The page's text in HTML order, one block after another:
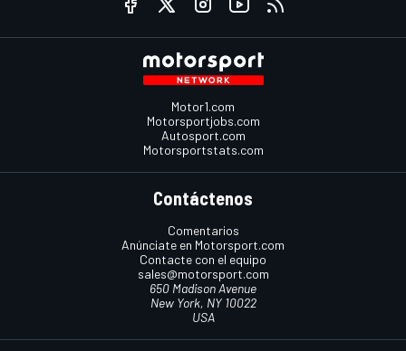
Motor1.com
Motorsportjobs.com
Autosport.com
Motorsportstats.com
Contáctenos
Comentarios
Anúnciate en Motorsport.com
Contacte con el equipo
sales@motorsport.com
650 Madison Avenue
New York, NY 10022
USA